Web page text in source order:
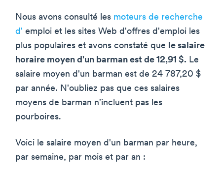
Nous avons consulté les moteurs de recherche
d' emploi et les sites Web d'offres d'emploi les
plus populaires et avons constaté que le salaire
horaire moyen d'un barman est de 12,91 $. Le
salaire moyen d'un barman est de 24 787,20 $
par année. N'oubliez pas que ces salaires
moyens de barman n'incluent pas les
pourboires.
Voici le salaire moyen d'un barman par heure,
par semaine, par mois et par an :